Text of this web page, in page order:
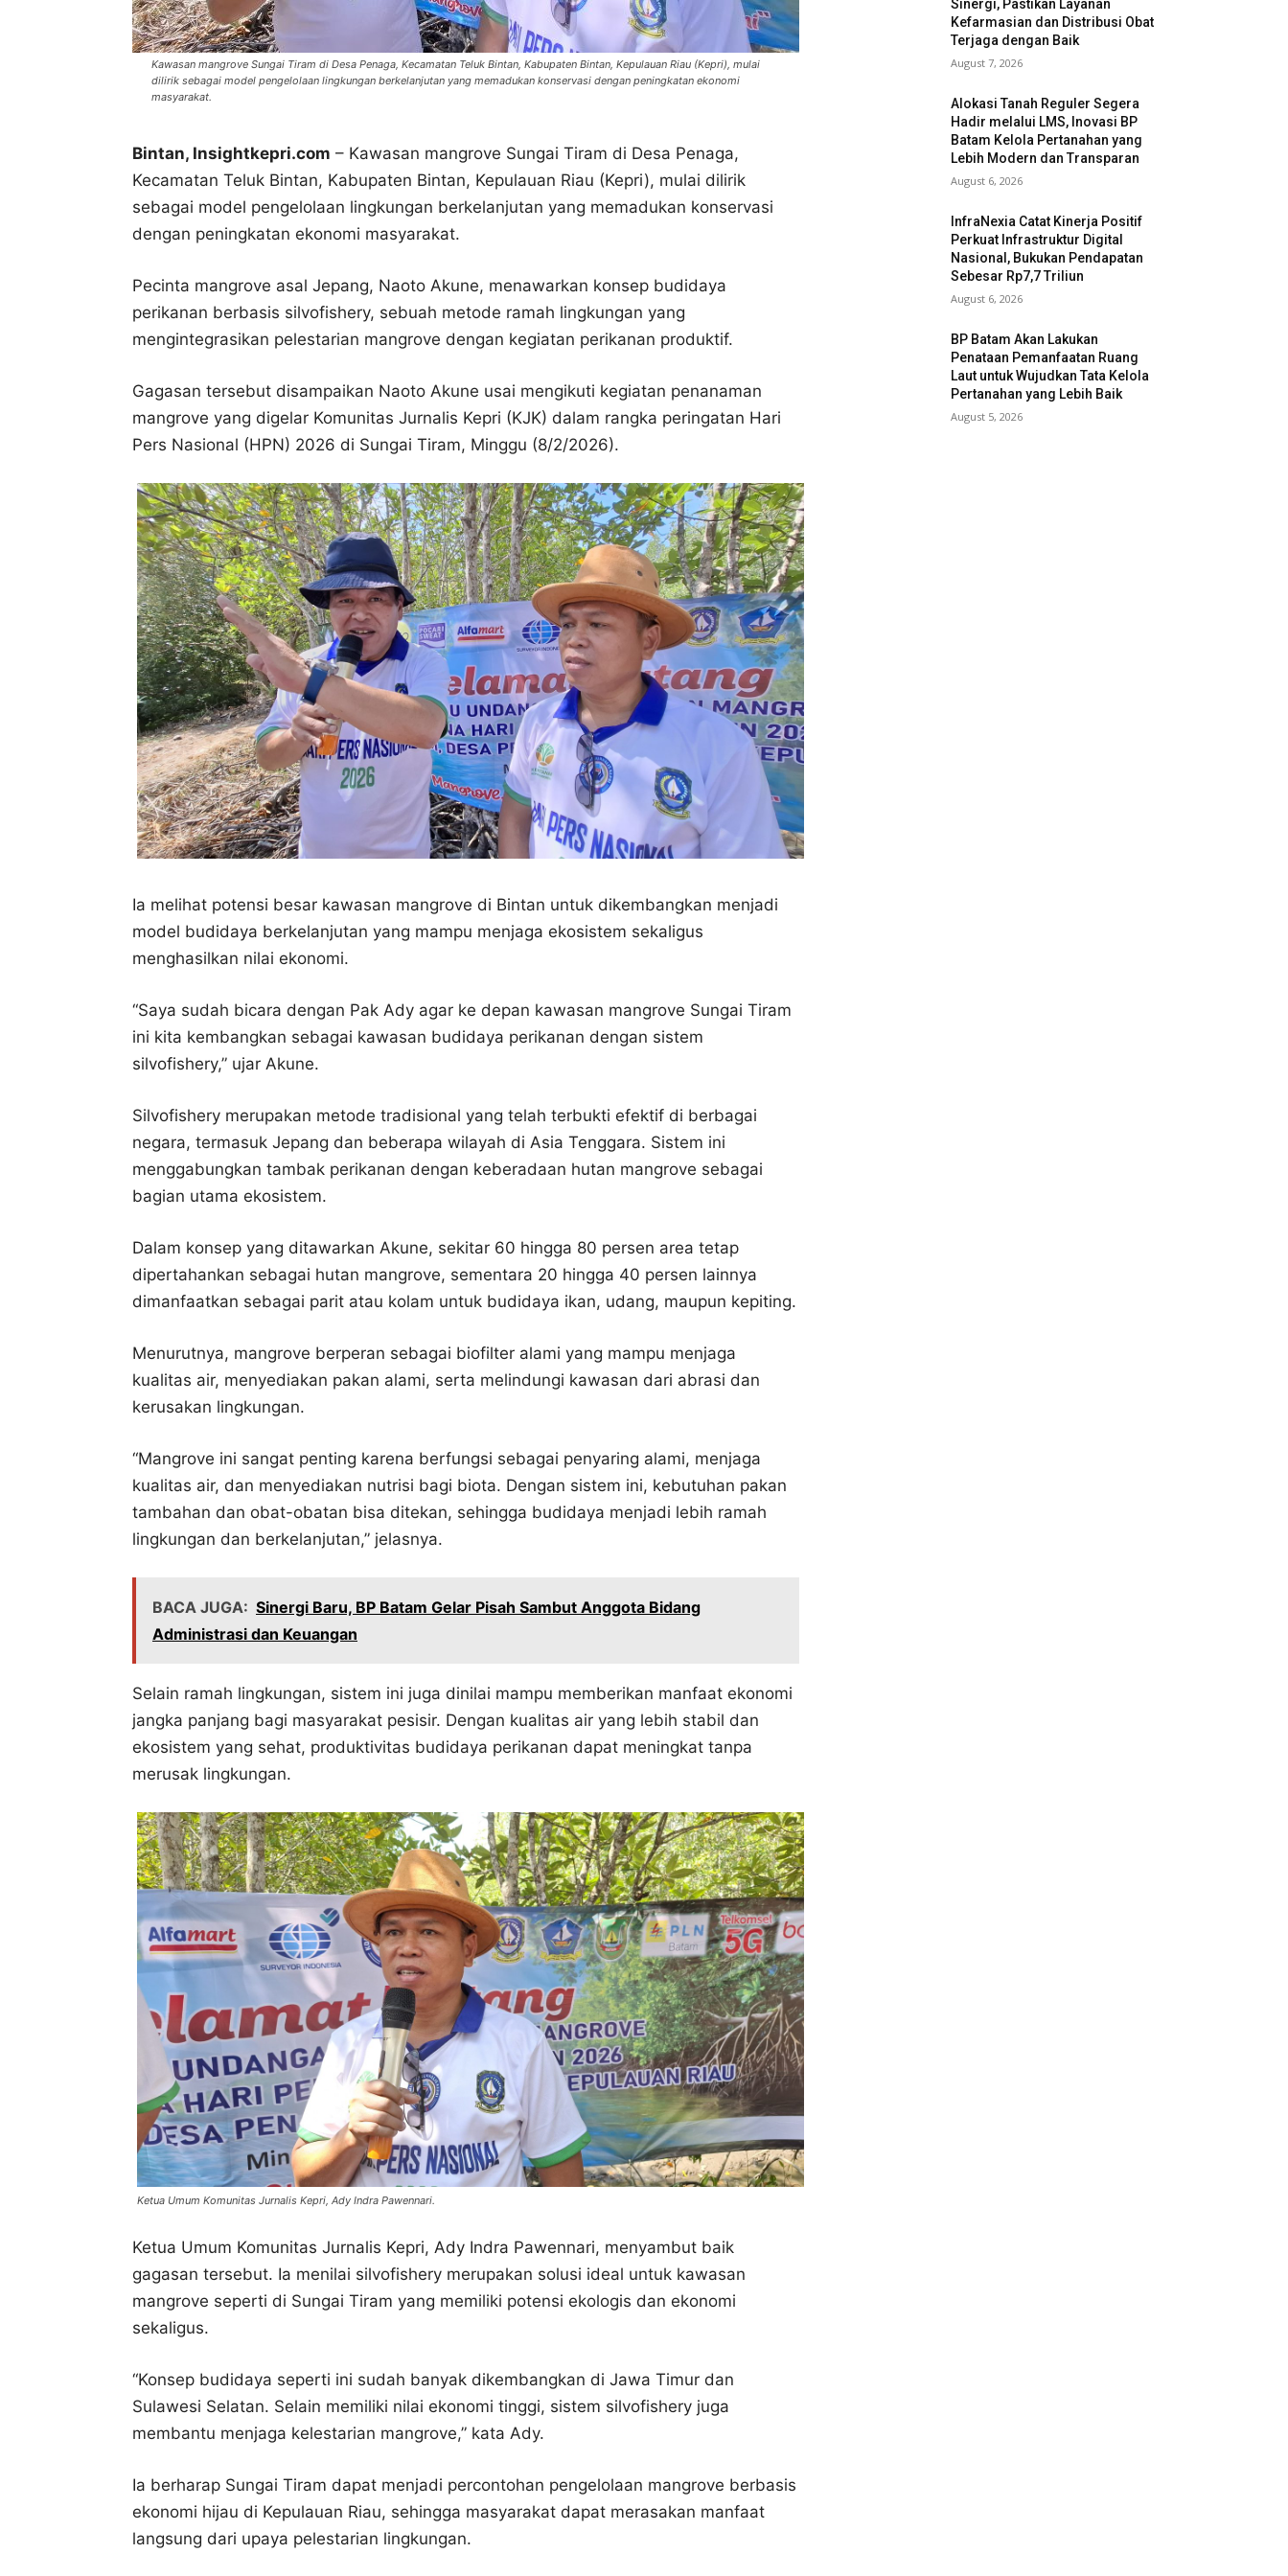
Kawasan mangrove Sungai Tiram di Desa Penaga, Kecamatan Teluk Bintan, Kabupaten Bintan, Kepulauan Riau (Kepri), mulai
dilirik sebagai model pengelolaan lingkungan berkelanjutan yang memadukan konservasi dengan peningkatan ekonomi
masyarakat.
Bintan, Insightkepri.com – Kawasan mangrove Sungai Tiram di Desa Penaga,
Kecamatan Teluk Bintan, Kabupaten Bintan, Kepulauan Riau (Kepri), mulai dilirik
sebagai model pengelolaan lingkungan berkelanjutan yang memadukan konservasi
dengan peningkatan ekonomi masyarakat.
Pecinta mangrove asal Jepang, Naoto Akune, menawarkan konsep budidaya
perikanan berbasis silvofishery, sebuah metode ramah lingkungan yang
mengintegrasikan pelestarian mangrove dengan kegiatan perikanan produktif.
Gagasan tersebut disampaikan Naoto Akune usai mengikuti kegiatan penanaman
mangrove yang digelar Komunitas Jurnalis Kepri (KJK) dalam rangka peringatan Hari
Pers Nasional (HPN) 2026 di Sungai Tiram, Minggu (8/2/2026).
Ia melihat potensi besar kawasan mangrove di Bintan untuk dikembangkan menjadi
model budidaya berkelanjutan yang mampu menjaga ekosistem sekaligus
menghasilkan nilai ekonomi.
“Saya sudah bicara dengan Pak Ady agar ke depan kawasan mangrove Sungai Tiram
ini kita kembangkan sebagai kawasan budidaya perikanan dengan sistem
silvofishery,” ujar Akune.
Silvofishery merupakan metode tradisional yang telah terbukti efektif di berbagai
negara, termasuk Jepang dan beberapa wilayah di Asia Tenggara. Sistem ini
menggabungkan tambak perikanan dengan keberadaan hutan mangrove sebagai
bagian utama ekosistem.
Dalam konsep yang ditawarkan Akune, sekitar 60 hingga 80 persen area tetap
dipertahankan sebagai hutan mangrove, sementara 20 hingga 40 persen lainnya
dimanfaatkan sebagai parit atau kolam untuk budidaya ikan, udang, maupun kepiting.
Menurutnya, mangrove berperan sebagai biofilter alami yang mampu menjaga
kualitas air, menyediakan pakan alami, serta melindungi kawasan dari abrasi dan
kerusakan lingkungan.
“Mangrove ini sangat penting karena berfungsi sebagai penyaring alami, menjaga
kualitas air, dan menyediakan nutrisi bagi biota. Dengan sistem ini, kebutuhan pakan
tambahan dan obat-obatan bisa ditekan, sehingga budidaya menjadi lebih ramah
lingkungan dan berkelanjutan,” jelasnya.
BACA JUGA: Sinergi Baru, BP Batam Gelar Pisah Sambut Anggota Bidang
Administrasi dan Keuangan
Selain ramah lingkungan, sistem ini juga dinilai mampu memberikan manfaat ekonomi
jangka panjang bagi masyarakat pesisir. Dengan kualitas air yang lebih stabil dan
ekosistem yang sehat, produktivitas budidaya perikanan dapat meningkat tanpa
merusak lingkungan.
Ketua Umum Komunitas Jurnalis Kepri, Ady Indra Pawennari.
Ketua Umum Komunitas Jurnalis Kepri, Ady Indra Pawennari, menyambut baik
gagasan tersebut. Ia menilai silvofishery merupakan solusi ideal untuk kawasan
mangrove seperti di Sungai Tiram yang memiliki potensi ekologis dan ekonomi
sekaligus.
“Konsep budidaya seperti ini sudah banyak dikembangkan di Jawa Timur dan
Sulawesi Selatan. Selain memiliki nilai ekonomi tinggi, sistem silvofishery juga
membantu menjaga kelestarian mangrove,” kata Ady.
Ia berharap Sungai Tiram dapat menjadi percontohan pengelolaan mangrove berbasis
ekonomi hijau di Kepulauan Riau, sehingga masyarakat dapat merasakan manfaat
langsung dari upaya pelestarian lingkungan.
Sinergi, Pastikan Layanan
Kefarmasian dan Distribusi Obat
Terjaga dengan Baik
August 7, 2026
Alokasi Tanah Reguler Segera
Hadir melalui LMS, Inovasi BP
Batam Kelola Pertanahan yang
Lebih Modern dan Transparan
August 6, 2026
InfraNexia Catat Kinerja Positif
Perkuat Infrastruktur Digital
Nasional, Bukukan Pendapatan
Sebesar Rp7,7 Triliun
August 6, 2026
BP Batam Akan Lakukan
Penataan Pemanfaatan Ruang
Laut untuk Wujudkan Tata Kelola
Pertanahan yang Lebih Baik
August 5, 2026